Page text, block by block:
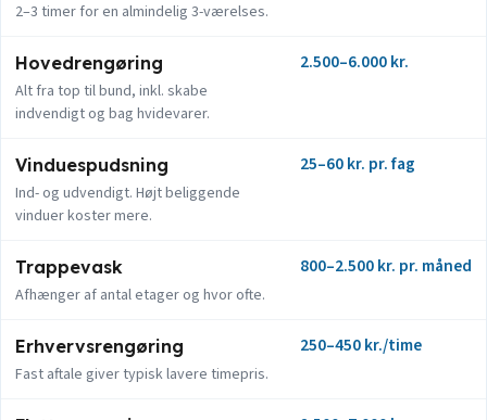
2–3 timer for en almindelig 3-værelses.
Hovedrengøring
Alt fra top til bund, inkl. skabe
indvendigt og bag hvidevarer.
2.500–6.000 kr.
Vinduespudsning
Ind- og udvendigt. Højt beliggende
vinduer koster mere.
25–60 kr. pr. fag
Trappevask
Afhænger af antal etager og hvor ofte.
800–2.500 kr. pr. måned
Erhvervsrengøring
Fast aftale giver typisk lavere timepris.
250–450 kr./time